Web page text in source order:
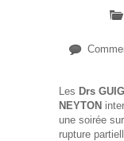
Les Drs
NEYTON
une soirée
rupture